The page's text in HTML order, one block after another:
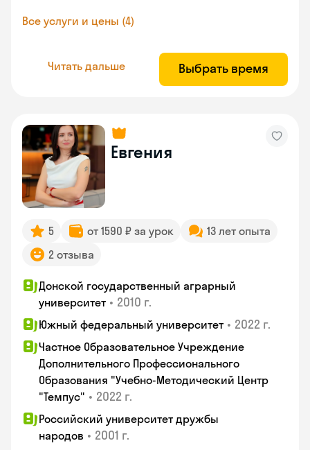
Все услуги и цены (4)
Читать дальше Выбрать время
Евгения
5 от 1590 ₽ за урок
13 лет опыта
2 отзыва
Донской государственный аграрный
университет • 2010 г.
Южный федеральный университет • 2022 г.
Частное Образовательное Учреждение
Дополнительного Профессионального
Образования "Учебно-Методический Центр
"Темпус" • 2022 г.
Российский университет дружбы
народов • 2001 г.